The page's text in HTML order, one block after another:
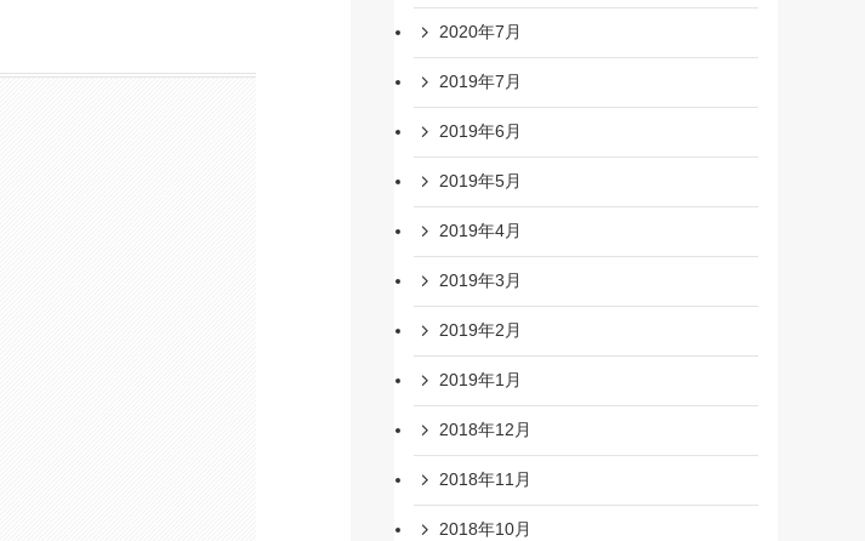
2020年7月
2019年7月
2019年6月
2019年5月
2019年4月
2019年3月
2019年2月
2019年1月
2018年12月
2018年11月
2018年10月